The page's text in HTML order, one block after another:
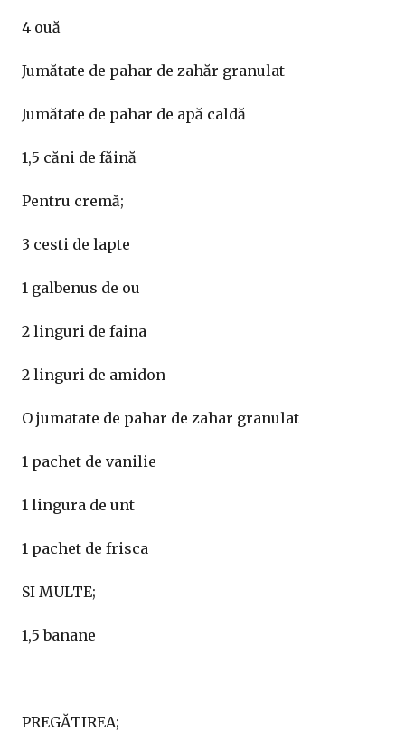
4 ouă
Jumătate de pahar de zahăr granulat
Jumătate de pahar de apă caldă
1,5 căni de făină
Pentru cremă;
3 cesti de lapte
1 galbenus de ou
2 linguri de faina
2 linguri de amidon
O jumatate de pahar de zahar granulat
1 pachet de vanilie
1 lingura de unt
1 pachet de frisca
SI MULTE;
1,5 banane
PREGĂTIREA;